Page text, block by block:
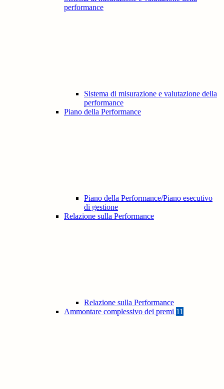
performance
Sistema di misurazione e valutazione della
performance
Piano della Performance
Piano della Performance/Piano esecutivo
di gestione
Relazione sulla Performance
Relazione sulla Performance
Ammontare complessivo dei premi 11